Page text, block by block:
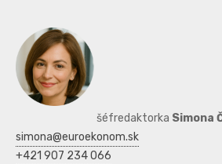
šéfredaktorka Simona
simona@euroekonom.sk
+421 907 234 066